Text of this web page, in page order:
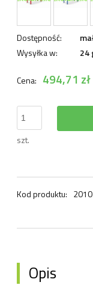
Dostępność:
Wysyłka w:
24
Cena: 494,71 zł
szt.
Kod produktu: 2010
Opis